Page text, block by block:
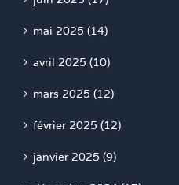
mai 2025 (14)
avril 2025 (10)
mars 2025 (12)
février 2025 (12)
janvier 2025 (9)